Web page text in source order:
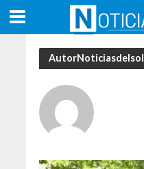
AutorNoticiasdelsol